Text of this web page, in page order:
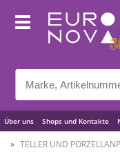
Über uns Shops und Kontakte
Nützliche Tipps
TELLER UND